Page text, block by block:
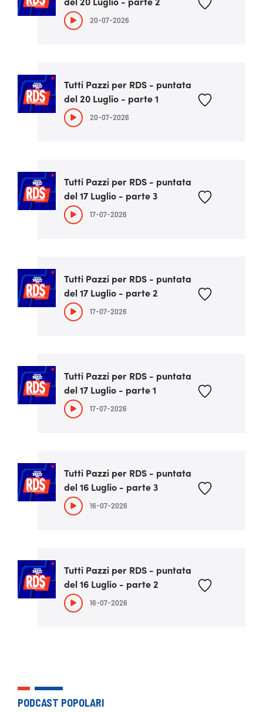
20-07-2026
Tutti Pazzi per RDS - puntata
del 20 Luglio - parte 1
20-07-2026
Tutti Pazzi per RDS - puntata
del 17 Luglio - parte 3
17-07-2026
Tutti Pazzi per RDS - puntata
del 17 Luglio - parte 2
17-07-2026
Tutti Pazzi per RDS - puntata
del 17 Luglio - parte 1
17-07-2026
Tutti Pazzi per RDS - puntata
del 16 Luglio - parte 3
16-07-2026
Tutti Pazzi per RDS - puntata
del 16 Luglio - parte 2
16-07-2026
PODCAST POPOLARI